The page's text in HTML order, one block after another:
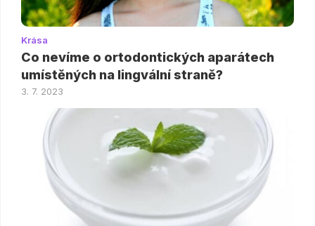
Krása
Co nevíme o ortodontických aparátech
umístěných na lingvální straně?
3. 7. 2023